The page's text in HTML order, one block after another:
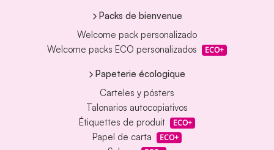
Packs de bienvenue
Welcome pack personalizado
Welcome packs ECO personalizados
ECO+
Papeterie écologique
Carteles y pósters
Talonarios autocopiativos
Étiquettes de produit
ECO+
Papel de carta ECO+